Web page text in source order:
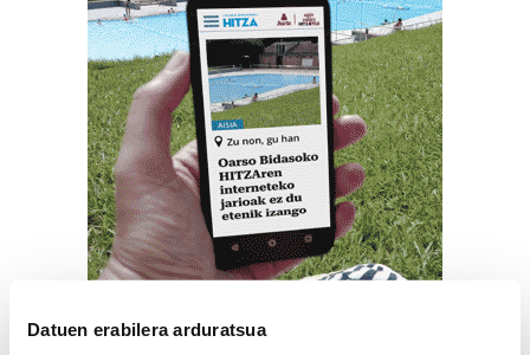
Datuen erabilera arduratsua